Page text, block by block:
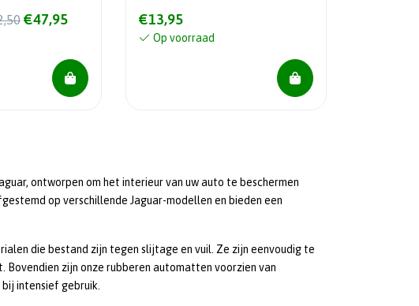
€47,95 €13,95
Op voorraad
ontworpen om het interieur van uw auto te beschermen
op verschillende Jaguar-modellen en bieden een
die bestand zijn tegen slijtage en vuil. Ze zijn eenvoudig te
zijn onze rubberen automatten voorzien van
intensief gebruik.